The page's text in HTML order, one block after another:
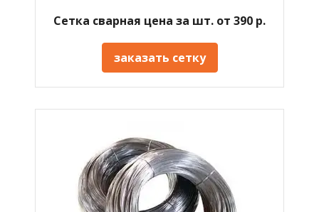
Сетка сварная цена за шт. от 390 р.
заказать сетку